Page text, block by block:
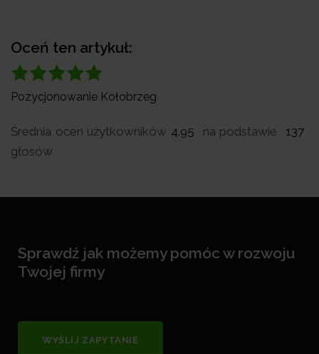
Oceń ten artykuł:
Pozycjonowanie Kołobrzeg
Średnia ocen użytkowników 4.95 na podstawie
137
głosów
Sprawdź jak możemy pomóc w rozwoju
Twojej firmy
WYŚLIJ ZAPYTANIE